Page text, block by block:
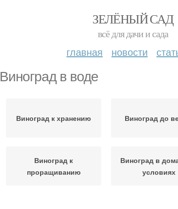
ЗЕЛЁНЫЙ САД
всё для дачи и сада
главная новости
Виноград в воде
Виноград к хранению Виноград до
Виноград к
проращиванию
Виноград в
условиях